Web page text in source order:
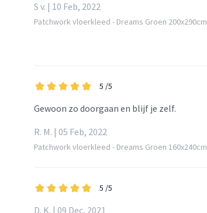
S v. | 10 Feb, 2022
Patchwork vloerkleed - Dreams Groen 200x290cm
5 /5
Gewoon zo doorgaan en blijf je zelf.
R. M. | 05 Feb, 2022
Patchwork vloerkleed - Dreams Groen 160x240cm
5 /5
D. K. | 09 Dec, 2021